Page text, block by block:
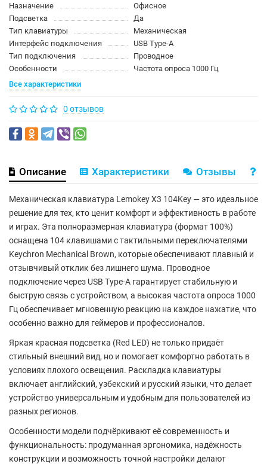
Назначение
Офисное
Подсветка
Да
Тип клавиатуры
Механическая
Интерфейс подключения
USB Type-A
Тип подключения
Проводное
Особенности
Частота опроса 1000 Гц
Все характеристики
0 отзывов
Описание Характеристики Отзывы
Механическая клавиатура Lemokey X3 104Key — это идеальное
решение для тех, кто ценит комфорт и эффективность в работе
и играх. Эта полноразмерная клавиатура (формат 100%)
оснащена 104 клавишами с тактильными переключателями
Keychron Mechanical Brown, которые обеспечивают плавный и
отзывчивый отклик без лишнего шума. Проводное
подключение через USB Type-A гарантирует стабильную и
быструю связь с устройством, а высокая частота опроса 1000
Гц обеспечивает мгновенную реакцию на каждое нажатие, что
особенно важно для геймеров и профессионалов.
Яркая красная подсветка (Red LED) не только придаёт
стильный внешний вид, но и помогает комфортно работать в
условиях плохого освещения. Раскладка клавиатуры
включает английский, узбекский и русский языки, что делает
устройство универсальным и удобным для пользователей из
разных регионов.
Особенности модели подчёркивают её современность и
функциональность: продуманная эргономика, надёжность
конструкции и возможность точной настройки делают